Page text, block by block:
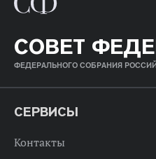
СОВЕТ
ФЕДЕРАЛЬНОГО СОБРАНИЯ
СЕРВИСЫ
Контакты